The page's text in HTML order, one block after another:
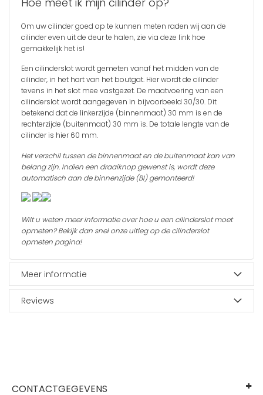
Om uw cilinder goed op te kunnen meten raden wij aan de
cilinder even uit de deur te halen, zie via deze link hoe
gemakkelijk het is!
Een cilinderslot wordt gemeten vanaf het midden van de
cilinder, in het hart van het boutgat. Hier wordt de cilinder
tevens in het slot mee vastgezet. De maatvoering van een
cilinderslot wordt aangegeven in bijvoorbeeld 30/30. Dit
betekend dat de linkerzijde (binnenmaat) 30 mm is en de
rechterzijde (buitenmaat) 30 mm is. De totale lengte van de
cilinder is hier 60 mm.
Het verschil tussen de binnenmaat en de buitenmaat kan van
belang zijn. Indien een draaiknop gewenst is, wordt deze
automatisch aan de binnenzijde (BI) gemonteerd!
Wilt u weten meer informatie over hoe u een cilinderslot moet
opmeten? Bekijk dan snel onze uitleg op decilinderslot
opmeten pagina!
Meer informatie
Reviews
CONTACTGEGEVENS